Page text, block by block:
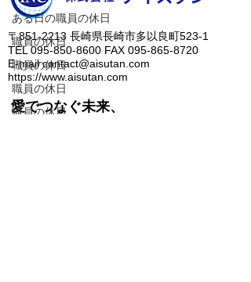
ある日の職員の休日
職員の休日
職員の休日
職員の休日
職員の休日
​〒851-2213 長崎県長崎市多以良町523-1
TEL095-850-8600 FAX 095-865-8720
E-mailcontact@aisutan.com
https://www.aisutan.com
愛でつなぐ未来、